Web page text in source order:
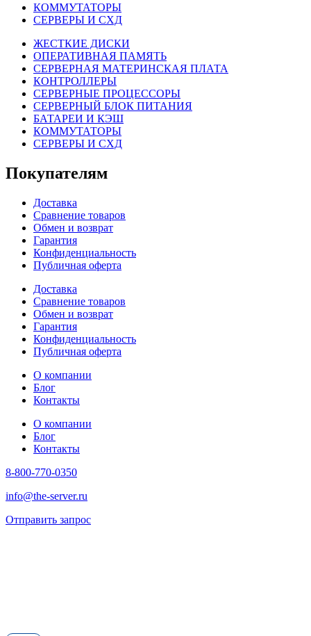
КОММУТАТОРЫ
СЕРВЕРЫ И СХД
ЖЕСТКИЕ ДИСКИ
ОПЕРАТИВНАЯ ПАМЯТЬ
СЕРВЕРНАЯ МАТЕРИНСКАЯ ПЛАТА
КОНТРОЛЛЕРЫ
СЕРВЕРНЫЕ ПРОЦЕССОРЫ
СЕРВЕРНЫЙ БЛОК ПИТАНИЯ
БАТАРЕИ И КЭШ
КОММУТАТОРЫ
СЕРВЕРЫ И СХД
Покупателям
Доставка
Сравнение товаров
Обмен и возврат
Гарантия
Конфиденциальность
Публичная оферта
Доставка
Сравнение товаров
Обмен и возврат
Гарантия
Конфиденциальность
Публичная оферта
О компании
Блог
Контакты
О компании
Блог
Контакты
8-800-770-0350
info@the-server.ru
Отправить запрос